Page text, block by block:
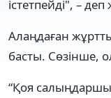
істетпейді", –
Алаңдаған
басты. Сөзінше,
“Қоя